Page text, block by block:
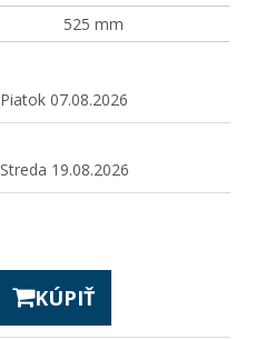
525 mm
Piatok 07.08.2026
Streda 19.08.2026
KÚPIŤ